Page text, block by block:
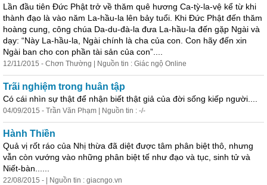
Lần đầu tiên Đức Phật trở về thăm quê hương Ca-tỳ-la-vệ kể từ khi
thành đạo là vào năm La-hầu-la lên bảy tuổi. Khi Đức Phật đến thăm
hoàng cung, công chúa Da-du-đà-la đưa La-hầu-la đến gặp Ngài và
dạy: “Này La-hầu-la, Ngài chính là cha của con. Con hãy đến xin
Ngài ban cho con phần tài sản của con”....
12/11/2015 - Chơn Thường | Nguồn tin : Giác ngộ Online
Trãi nghiệm trong huân tập
Có cái nhìn sự thật để nhận biết thật giả của đời sống kiếp người....
04/09/2015 - Trần Văn Phạm | Nguồn tin : -/-
Hành Thiền
Quả vị rốt ráo của Nhị thừa đã diệt được tâm phân biệt thô, nhưng
vẫn còn vướng vào những phân biệt tế như đạo và tục , sinh tử và
Niết-bàn......
22/08/2015 - | Nguồn tin : giacngo.vn